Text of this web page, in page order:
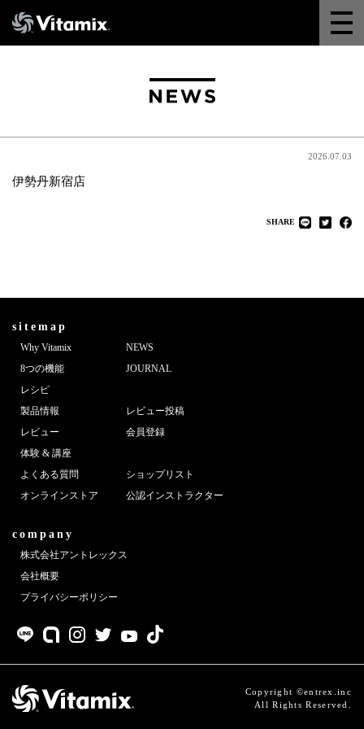
体験＆講座
JOURNAL
2026.07.03
伊勢丹新宿店
SHARE
sitemap
Why Vitamix
8つの機能
レシピ
製品情報
レビュー
体験 & 講座
よくある質問
オンラインストア
NEWS
JOURNAL
レビュー投稿
会員登録
ショップリスト
公認インストラクター
company
株式会社アントレックス
会社概要
プライバシーポリシー
Copyright ©entrex.inc
All Rights Reserved.